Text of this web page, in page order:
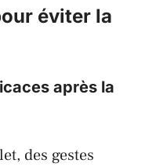
éviter la
après la
des gestes